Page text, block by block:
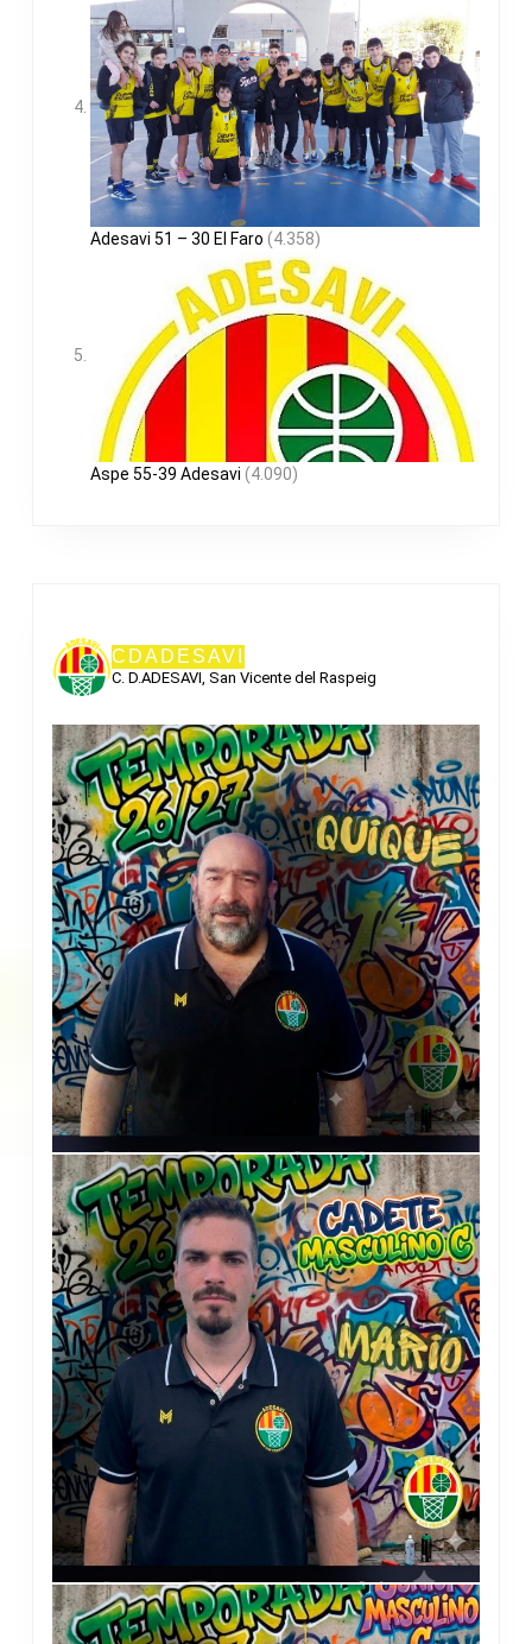
Adesavi 51 – 30 El Faro (4.358)
Aspe 55-39 Adesavi (4.090)
CDADESAVI
C. D.ADESAVI, San Vicente del Raspeig